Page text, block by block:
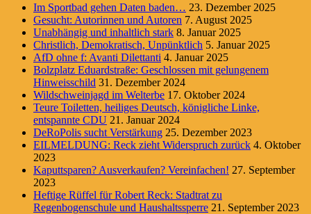
Im Sportbad gehen Daten baden… 23. Dezember 2025
Gesucht: Autorinnen und Autoren 7. August 2025
Unabhängig und inhaltlich stark 8. Januar 2025
Christlich, Demokratisch, Unpünktlich 5. Januar 2025
AfD ohne f: Avanti Dilettanti 4. Januar 2025
Bolzplatz Eduardstraße: Geschlossen mit gelungenem
Hinweisschild 31. Dezember 2024
Wildschweinjagd im Welterbe 17. Oktober 2024
Teure Toiletten, heiliges Deutsch, königliche Linke,
entspannte CDU 21. Januar 2024
DeRoPolis sucht Verstärkung 25. Dezember 2023
EILMELDUNG: Reck zieht Widerspruch zurück 4. Oktober
2023
Kaputtsparen? Ausverkaufen? Vereinfachen! 27. September
2023
Heftige Rüffel für Robert Reck: Stadtrat zu
Regenbogenschule und Haushaltssperre 21. September 2023